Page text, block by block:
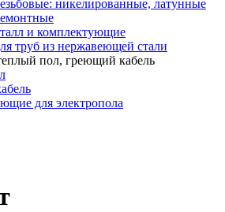
никелированные, латунные
и комплектующие
труб из нержавеющей стали
пол, греющий кабель
для электропола